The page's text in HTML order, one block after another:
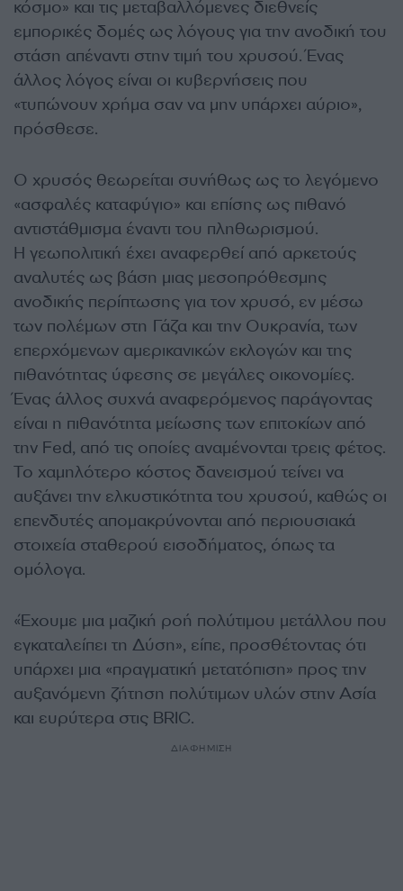
κόσμο» και τις μεταβαλλόμενες διεθνείς
εμπορικές δομές ως λόγους για την ανοδική του
στάση απέναντι στην τιμή του χρυσού. Ένας
άλλος λόγος είναι οι κυβερνήσεις που
«τυπώνουν χρήμα σαν να μην υπάρχει αύριο»,
πρόσθεσε.
Ο χρυσός θεωρείται συνήθως ως το λεγόμενο
«ασφαλές καταφύγιο» και επίσης ως πιθανό
αντιστάθμισμα έναντι του πληθωρισμού.
Η γεωπολιτική έχει αναφερθεί από αρκετούς
αναλυτές ως βάση μιας μεσοπρόθεσμης
ανοδικής περίπτωσης για τον χρυσό, εν μέσω
των πολέμων στη Γάζα και την Ουκρανία, των
επερχόμενων αμερικανικών εκλογών και της
πιθανότητας ύφεσης σε μεγάλες οικονομίες.
Ένας άλλος συχνά αναφερόμενος παράγοντας
είναι η πιθανότητα μείωσης των επιτοκίων από
την Fed, από τις οποίες αναμένονται τρεις φέτος.
Το χαμηλότερο κόστος δανεισμού τείνει να
αυξάνει την ελκυστικότητα του χρυσού, καθώς οι
επενδυτές απομακρύνονται από περιουσιακά
στοιχεία σταθερού εισοδήματος, όπως τα
ομόλογα.
«Έχουμε μια μαζική ροή πολύτιμου μετάλλου που
εγκαταλείπει τη Δύση», είπε, προσθέτοντας ότι
υπάρχει μια «πραγματική μετατόπιση» προς την
αυξανόμενη ζήτηση πολύτιμων υλών στην Ασία
και ευρύτερα στις BRIC.
ΔΙΑΦΗΜΙΣΗ